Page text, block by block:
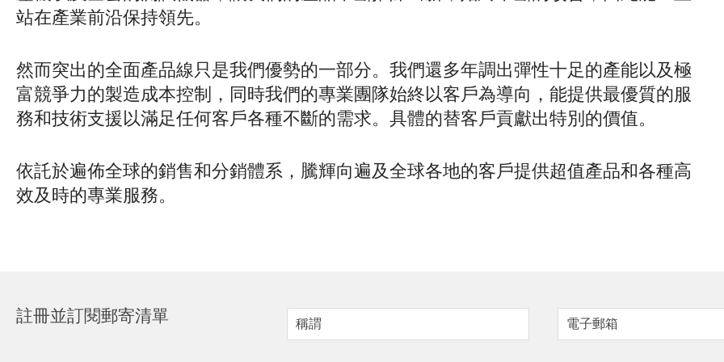
站在產業前沿保持領先。
然而突出的全面產品線只是我們優勢的一部分。我們還多年調出彈性十足的產能以及極
富競爭力的製造成本控制，同時我們的專業團隊始終以客戶為導向，能提供最優質的服
務和技術支援以滿足任何客戶各種不斷的需求。具體的替客戶貢獻出特別的價值。
依託於遍佈全球的銷售和分銷體系，騰輝向遍及全球各地的客戶提供超值產品和各種高
效及時的專業服務。
註冊並訂閱郵寄清單